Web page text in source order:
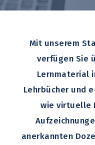
Mit unserem
verfügen Sie
Lernmaterial
Lehrbücher und
wie virtuelle
anerkannten